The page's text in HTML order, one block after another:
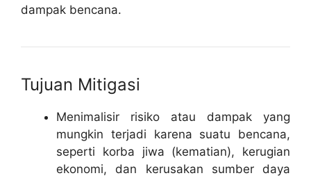
dampak bencana.
Tujuan Mitigasi
Menimalisir risiko atau dampak yang
mungkin terjadi karena suatu bencana,
seperti korba jiwa (kematian), kerugian
ekonomi, dan kerusakan sumber daya